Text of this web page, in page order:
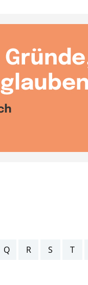
Q R S T